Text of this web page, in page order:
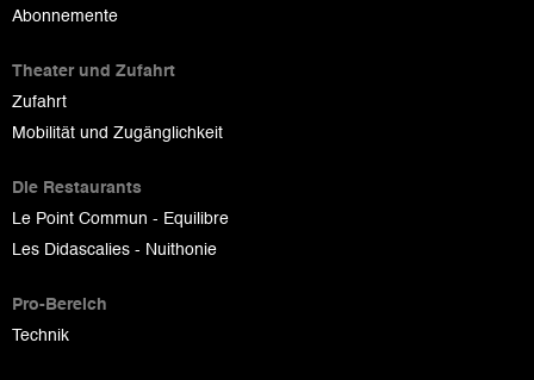
Abonnemente
Theater und Zufahrt
Zufahrt
Mobilität und Zugänglichkeit
Die Restaurants
Le Point Commun - Equilibre
Les Didascalies - Nuithonie
Pro-Bereich
Technik